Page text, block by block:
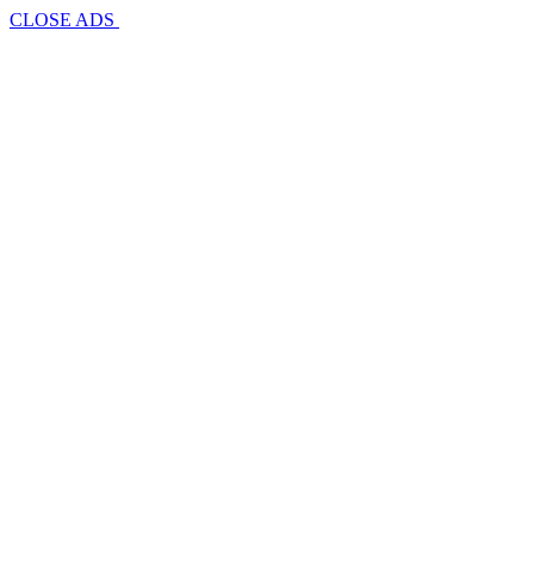
CLOSE ADS